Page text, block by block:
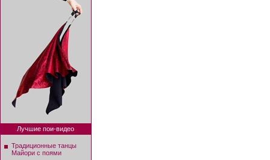
Лучшие пои-видео
Традиционные танцы
Майори с поями